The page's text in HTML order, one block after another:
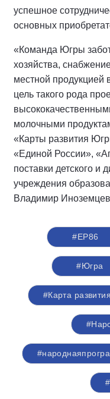
успешное
основных
«Команда Югры
хозяйства,
местной продукцией
цель такого рода
молочными
«Карты развития
«Единой России»,
поставки детского и
учреждения
Владимир
#ЕР86
#Югра
#Карта